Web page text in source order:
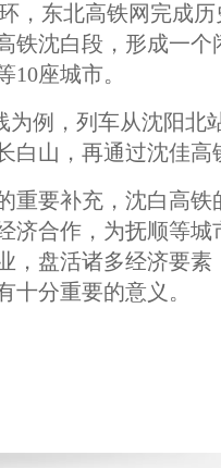
环，东北高铁网完
铁沈白段，形成一
10座城市。
为例，列车从沈阳
白山，再通过沈佳
重要补充，沈白高
济合作，为抚顺等
，盘活诸多经济要
十分重要的意义。